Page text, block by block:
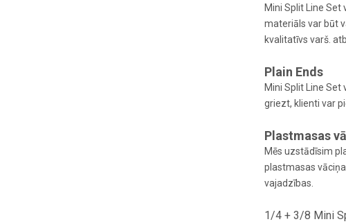
Mini Split Line
materiāls var būt
kvalitatīvs varš.
Plain Ends
Mini Split Line
griezt, klienti var
Plastmasas
Mēs uzstādīsim
plastmasas
vajadzības.
1/4 + 3/8 Mini